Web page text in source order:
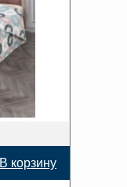
В корзину